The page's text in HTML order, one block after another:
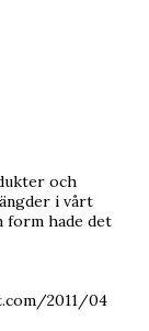
och
i vårt
form hade det
2011/04